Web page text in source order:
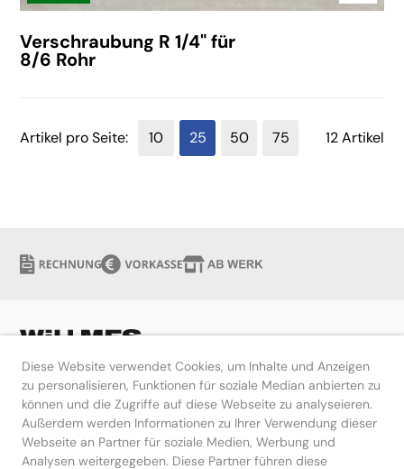
Diese Website verwendet Cookies, um Inhalte und Anzeigen
zu personalisieren, Funktionen für soziale Median anbierten zu
können und die Zugriffe auf diese Webseite zu analyseieren.
Außerdem werden Informationen zu Ihrer Verwendung dieser
Webseite an Partner für soziale Medien, Werbung und
Analysen weitergegeben. Diese Partner führen diese
Verschraubung R 1/4" für
8/6 Rohr
12 Artikel
Artikel pro Seite: 10 25 50 75
Hilfe
Kontakt